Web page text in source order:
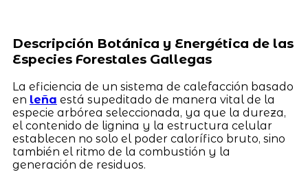
Descripción Botánica y Energética de las
Especies Forestales Gallegas
La eficiencia de un sistema de calefacción basado
en leña está supeditado de manera vital de la
especie arbórea seleccionada, ya que la dureza,
el contenido de lignina y la estructura celular
establecen no solo el poder calorífico bruto, sino
también el ritmo de la combustión y la
generación de residuos.